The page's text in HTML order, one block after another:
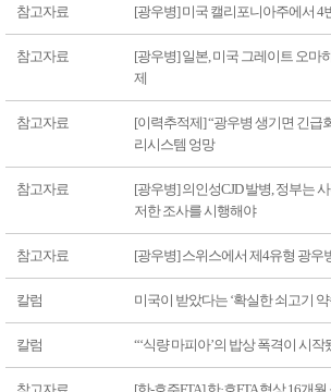
참고자료 [광우병] 미국 캘리포니아주에서 4
참고자료
[광우병] 일본, 미국 그레이트 오마
제
참고자료
[이력추적제] “광우병 생기면 긴급
리시스템 엉망
참고자료
[광우병] 의인성CJD 발병, 정부는
저한 조사를 시행해야
참고자료 [광우병] 스위스에서 제4유형 광우
칼럼 미국이 받았다는 ‘확실한 쇠고기 약
칼럼 “‘식량 마피아’의 밥상 폭격이 시작